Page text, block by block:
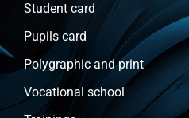
Student card
Pupils card
Polygraphic and print
Vocational school